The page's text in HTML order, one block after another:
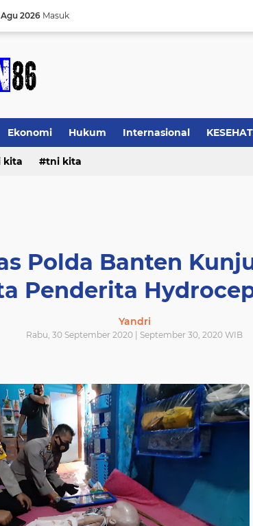
2026 Masuk
Ekonomi Hukum Internasional
kita tni kita
Polda Banten
Penderita
Yandri
Rabu, 30 September 2020 | September 30, 2020 WIB